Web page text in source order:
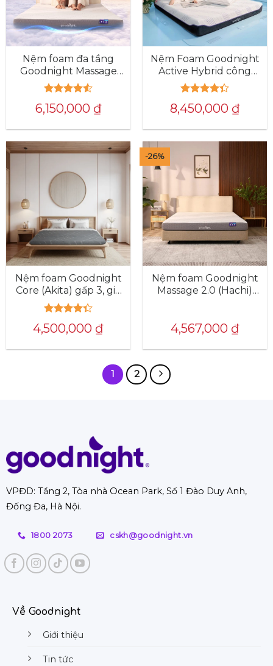
Nệm foam đa tầng
Goodnight Massage
2.0 nâng đỡ 5 vùng
Được xếp
hạng4.53
6,150,000 ₫
Nệm Foam Goodnight
Active Hybrid công
nghệ làm mát KIKOO
từ Đức
Được xếp
hạng4.38
8,450,000 ₫
Nệm foam Goodnight
Core (Akita) gấp 3, giá
tốt
Được xếp
hạng4.34
4,500,000 ₫
-26%
Nệm foam Goodnight
Massage 2.0 (Hachi)
4,567,000 ₫
1 2
VPĐD: Tầng 2, Tòa nhà Ocean Park, Số 1 Đào Duy Anh,
Đống Đa, Hà Nội.
1800 2073 cskh@goodnight.vn
Về Goodnight
Giới thiệu
Tin tức